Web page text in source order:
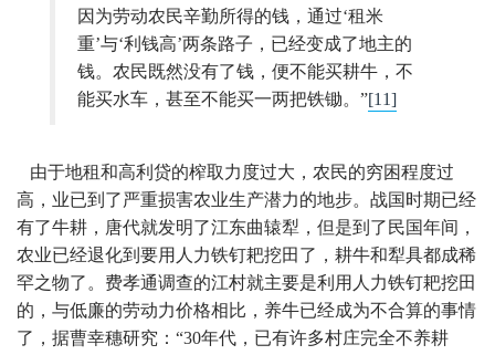
因为劳动农民辛勤所得的钱，通过‘租米
重’与‘利钱高’两条路子，已经变成了地主的
钱。农民既然没有了钱，便不能买耕牛，不
能买水车，甚至不能买一两把铁锄。”[11]
由于地租和高利贷的榨取力度过大，农民的穷困程度过
高，业已到了严重损害农业生产潜力的地步。战国时期已经
有了牛耕，唐代就发明了江东曲辕犁，但是到了民国年间，
农业已经退化到要用人力铁钉耙挖田了，耕牛和犁具都成稀
罕之物了。费孝通调查的江村就主要是利用人力铁钉耙挖田
的，与低廉的劳动力价格相比，养牛已经成为不合算的事情
了，据曹幸穗研究：“30年代，已有许多村庄完全不养耕